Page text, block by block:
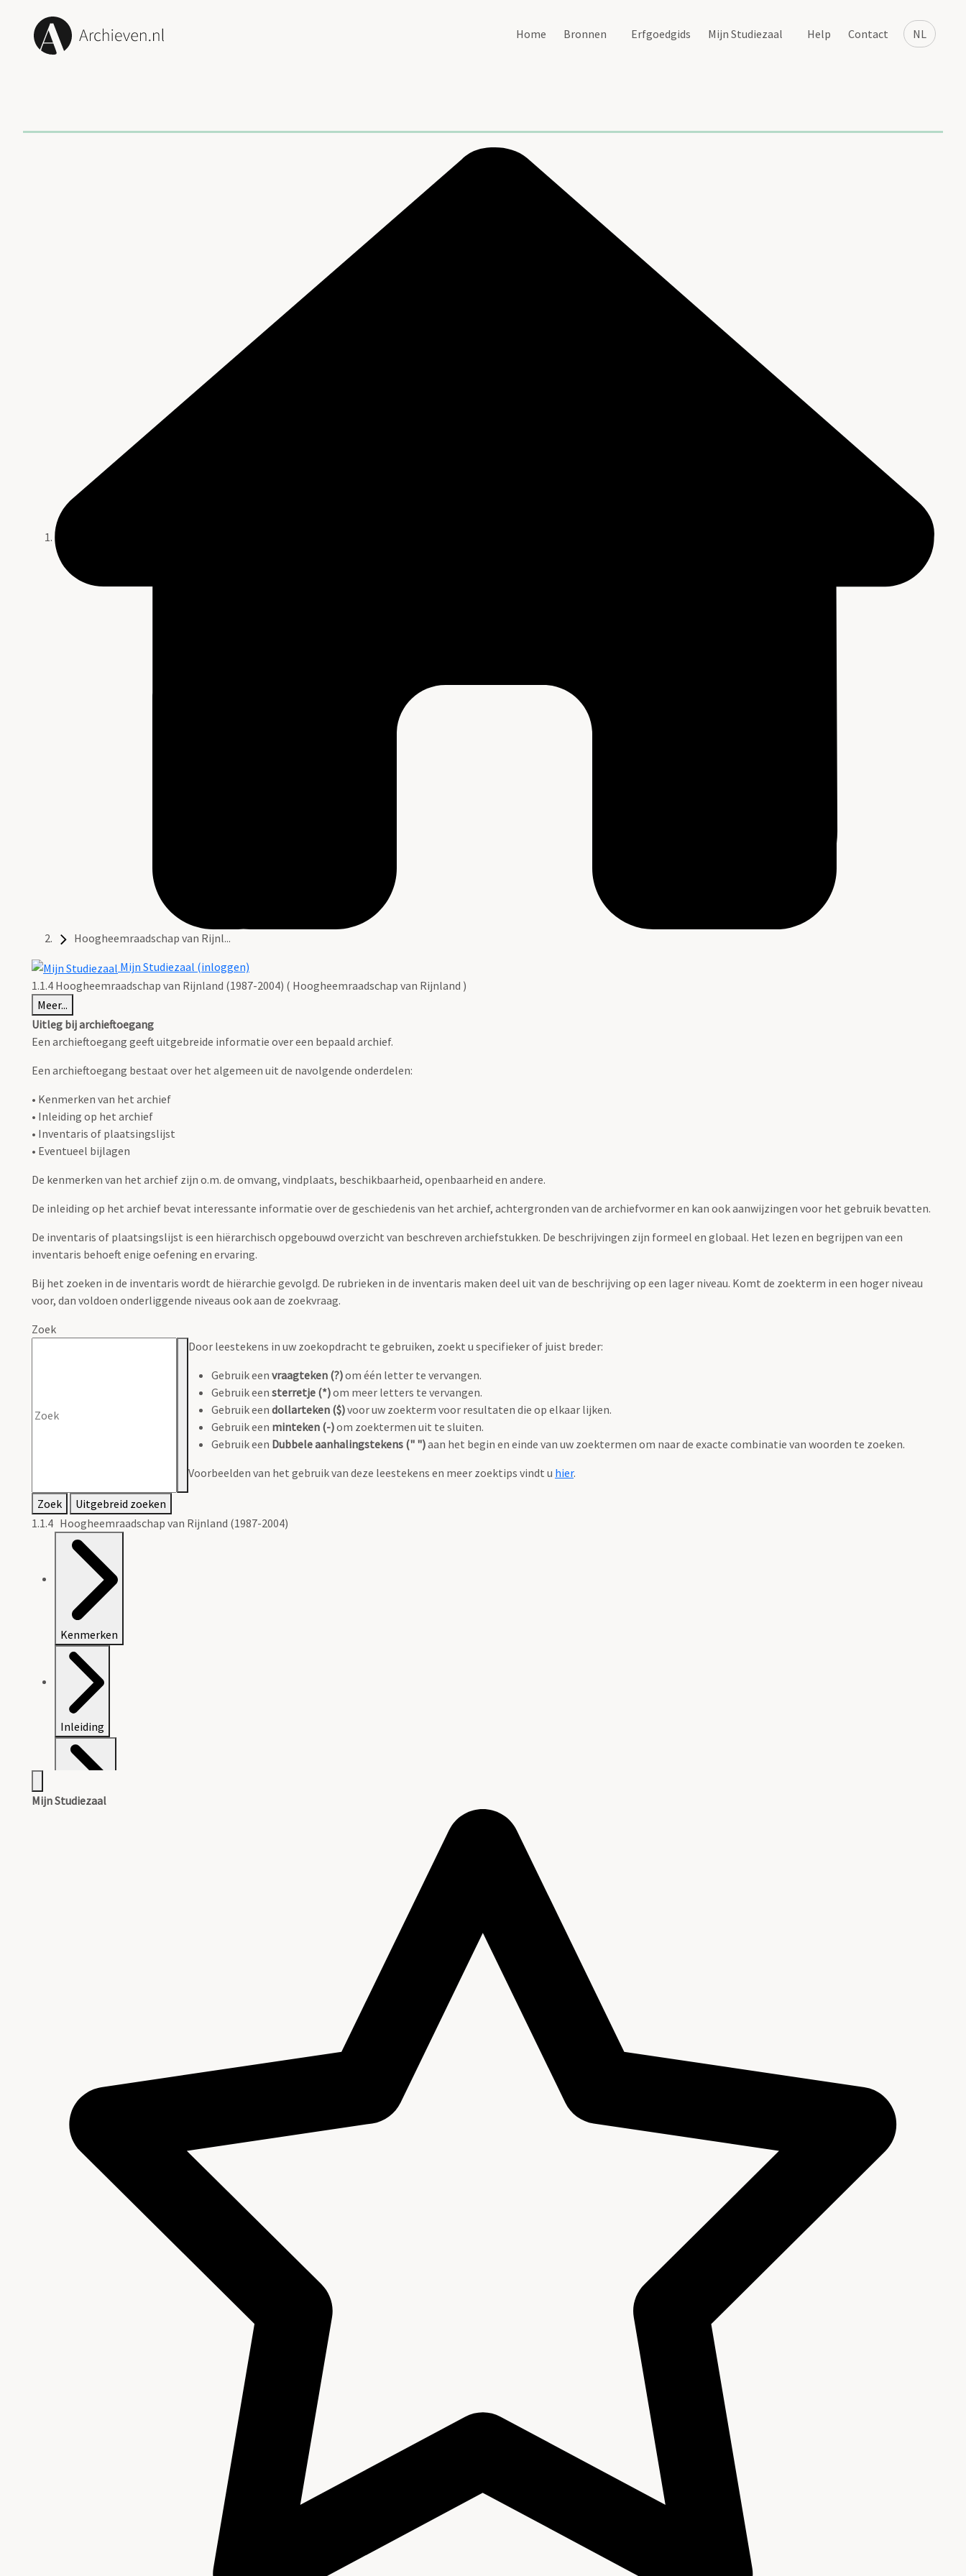
NL
Home Bronnen Erfgoedgids Mijn Studiezaal Help Contact
Hoogheemraadschap van Rijnl...
Mijn Studiezaal (inloggen)
1.1.4 Hoogheemraadschap van Rijnland (1987-2004) ( Hoogheemraadschap van Rijnland )
Meer...
Uitleg bij archieftoegang
Een archieftoegang geeft uitgebreide informatie over een bepaald archief.
Een archieftoegang bestaat over het algemeen uit de navolgende onderdelen:
• Kenmerken van het archief
• Inleiding op het archief
• Inventaris of plaatsingslijst
• Eventueel bijlagen
De kenmerken van het archief zijn o.m. de omvang, vindplaats, beschikbaarheid, openbaarheid en andere.
De inleiding op het archief bevat interessante informatie over de geschiedenis van het archief, achtergronden van de archiefvormer en kan ook aanwijzingen voor het gebruik bevatten.
De inventaris of plaatsingslijst is een hiërarchisch opgebouwd overzicht van beschreven archiefstukken. De beschrijvingen zijn formeel en globaal. Het lezen en begrijpen van een
inventaris behoeft enige oefening en ervaring.
Bij het zoeken in de inventaris wordt de hiërarchie gevolgd. De rubrieken in de inventaris maken deel uit van de beschrijving op een lager niveau. Komt de zoekterm in een hoger niveau
voor, dan voldoen onderliggende niveaus ook aan de zoekvraag.
Zoek
Door leestekens in uw zoekopdracht te gebruiken, zoekt u specifieker of juist breder:
Gebruik een vraagteken (?)om één letter te vervangen.
Gebruik een sterretje (*)om meer letters te vervangen.
Gebruik een dollarteken ($)voor uw zoekterm voor resultaten die op elkaar lijken.
Gebruik een minteken (-)om zoektermen uit te sluiten.
Gebruik een Dubbele aanhalingstekens (" ")aan het begin en einde van uw zoektermen om naar de exacte combinatie van woorden te zoeken.
Voorbeelden van het gebruik van deze leestekens en meer zoektips vindt u hier.
Zoek
Uitgebreid zoeken
1.1.4 Hoogheemraadschap van Rijnland (1987-2004)
Kenmerken
Inleiding
Mijn Studiezaal